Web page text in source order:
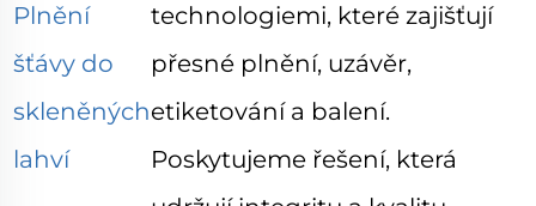
Plnění
šťávy do
skleněných
lahví
technologiemi, které zajišťují
přesné plnění, uzávěr,
etiketování a balení.
Poskytujeme řešení, která